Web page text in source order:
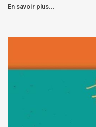
En savoir plus...